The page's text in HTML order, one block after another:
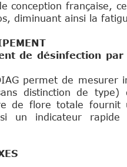
conception française,
diminuant ainsi la
qui
de désinfection
permet de mesurer
distinction de type)
de flore totale fournit
un indicateur